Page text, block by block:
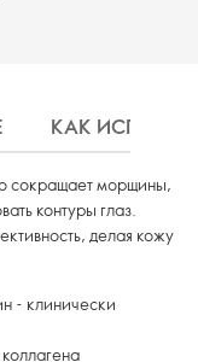
КАК
сокращает морщины,
контуры глаз.
делая кожу
- клинически